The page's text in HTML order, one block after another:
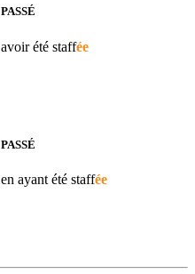
PASSÉ
avoir été staffée
PASSÉ
en ayant été staffée